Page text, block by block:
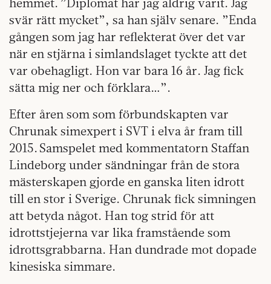
svär rätt mycket”, sa han själv senare. ”Enda
gången som jag har reflekterat över det var
när en stjärna i simlandslaget tyckte att det
var obehagligt. Hon var bara 16 år. Jag fick
sätta mig ner och förklara…”.
Efter åren som som förbundskapten var
Chrunak simexpert i SVT i elva år fram till
2015. Samspelet med kommentatorn Staffan
Lindeborg under sändningar från de stora
mästerskapen gjorde en ganska liten idrott
till en stor i Sverige. Chrunak fick simningen
att betyda något. Han tog strid för att
idrottstjejerna var lika framstående som
idrottsgrabbarna. Han dundrade mot dopade
kinesiska simmare.